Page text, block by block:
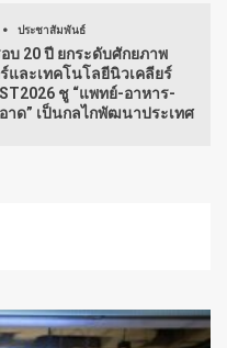
ประชาสัมพันธ์
บ 20 ปี ยกระดับศักยภาพ
และเทคโนโลยีนิวเคลียร์
ชู “แพทย์-อาหาร-
าด” เป็นกลไกพัฒนาประเทศ